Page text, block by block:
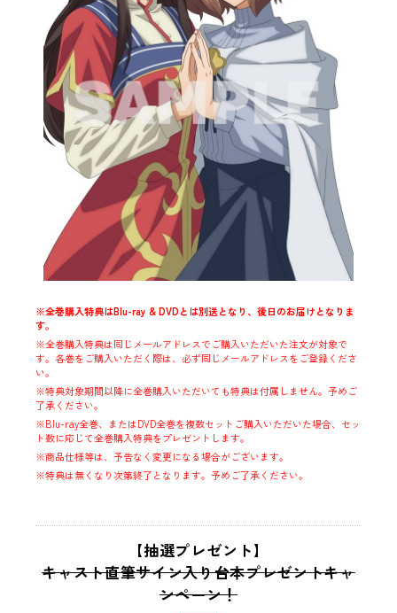
※全巻購入特典はBlu-ray & DVDとは別送となり、後日のお届けとなりま
す。
※全巻購入特典は同じメールアドレスでご購入いただいた注文が対象で
す。各巻をご購入いただく際は、必ず同じメールアドレスをご登録くださ
い。
※特典対象期間以降に全巻購入いただいても特典は付属しません。予めご
了承ください。
※Blu-ray全巻、またはDVD全巻を複数セットご購入いただいた場合、セッ
ト数に応じて全巻購入特典をプレゼントします。
※商品仕様等は、予告なく変更になる場合がございます。
※特典は無くなり次第終了となります。予めご了承ください。
【抽選プレゼント】
キャスト直筆サイン入り台本プレゼントキャ
ンペーン！